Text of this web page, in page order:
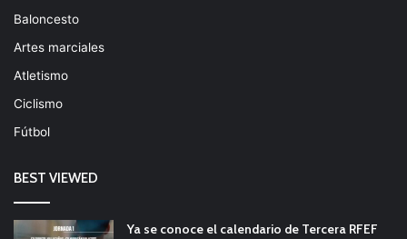
Baloncesto
Artes marciales
Atletismo
Ciclismo
Fútbol
BEST VIEWED
Ya se conoce el calendario de Tercera RFEF